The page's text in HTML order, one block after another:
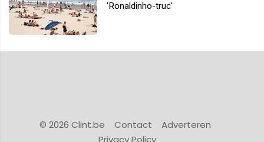
'Ronaldinho-truc'
© 2026 Clint.be Contact
Adverteren